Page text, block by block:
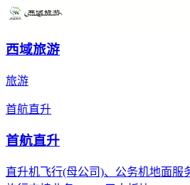
西域旅游
旅游
首航直升
首航直升
直升机飞行(母公司)、公务机地面服